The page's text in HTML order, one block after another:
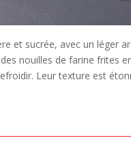
et sucrée, avec un léger
nouilles de farine frites
Leur texture est